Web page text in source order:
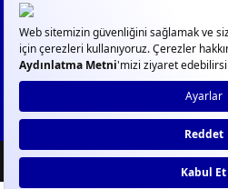
© 2023GPN- Tüm